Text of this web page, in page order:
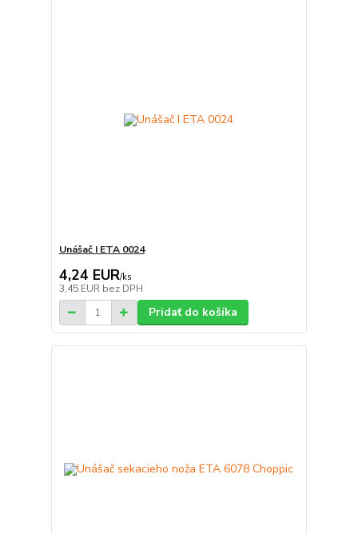
Unášač I ETA 0024
4,24 EUR/ks
3,45 EUR bez DPH
Pridať do košíka